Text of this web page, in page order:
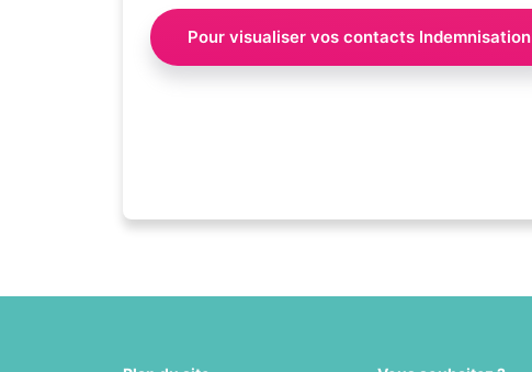
Pour visualiser vos contacts Indemnisation